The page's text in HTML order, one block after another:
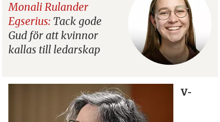
Monali Rulander
Egserius: Tack gode
Gud för att kvinnor
kallas till ledarskap
V-